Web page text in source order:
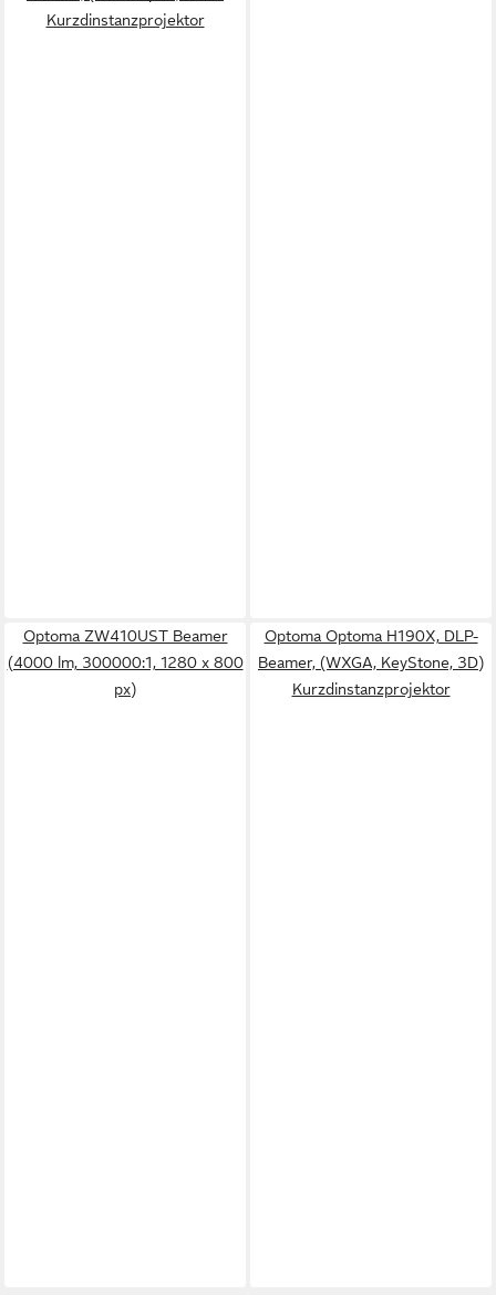
Kurzdinstanzprojektor
Optoma ZW410UST Beamer
(4000 lm, 300000:1, 1280 x 800
px)
Optoma Optoma H190X, DLP-
Beamer, (WXGA, KeyStone, 3D)
Kurzdinstanzprojektor